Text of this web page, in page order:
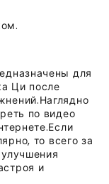
для
Ци после
по видео
то всего за
и